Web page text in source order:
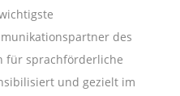
des
für sprachförderliche
und gezielt im